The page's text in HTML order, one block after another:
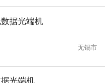
据光端机
无锡市
光端机